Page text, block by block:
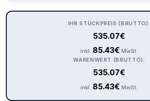
IHR STÜCKPREIS (BRUTTO):
535.07€
inkl. 85.43€ MwSt.
WARENWERT (BRUTTO):
535.07€
inkl. 85.43€ MwSt.